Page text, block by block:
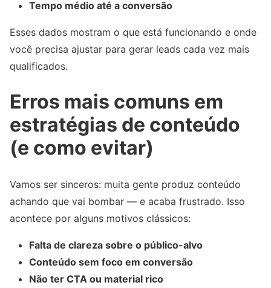
Tempo médio até a conversão
Esses dados mostram o que está funcionando e onde
você precisa ajustar para gerar leads cada vez mais
qualificados.
Erros mais comuns em
estratégias de conteúdo
(e como evitar)
Vamos ser sinceros: muita gente produz conteúdo
achando que vai bombar — e acaba frustrado. Isso
acontece por alguns motivos clássicos:
Falta de clareza sobre o público-alvo
Conteúdo sem foco em conversão
Não ter CTA ou material rico